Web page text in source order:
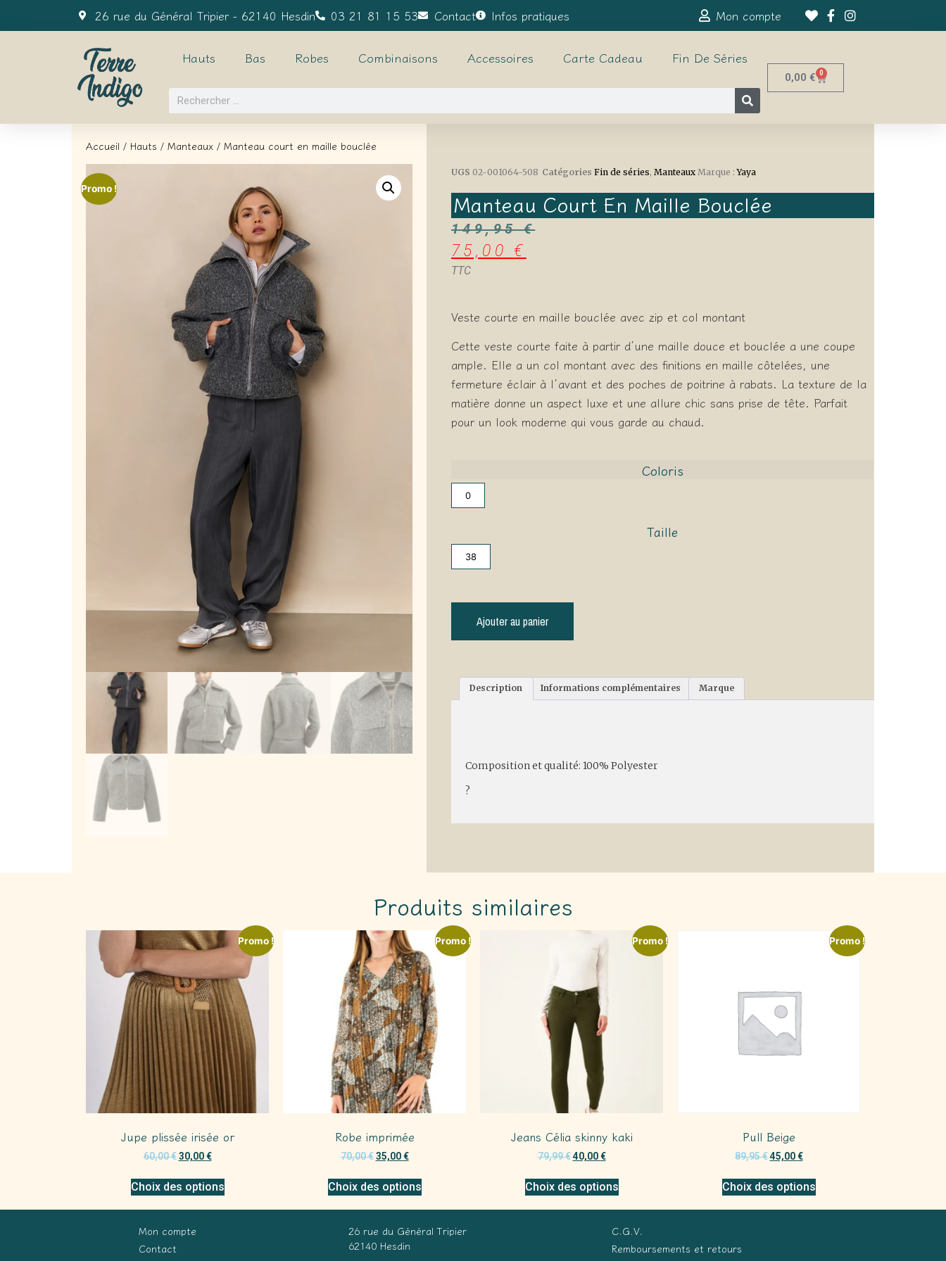
26 rue du Général Tripier - 62140 Hesdin 03 21 81 15 53 Contact Infos pratiques Mon compte
Hauts Bas Robes Combinaisons Accessoires Carte Cadeau Fin De Séries
0,00 € 0
Accueil / Hauts / Manteaux / Manteau court en maille bouclée
Promo !
UGS 02-001064-508 Catégories Fin de séries, Manteaux Marque :Yaya
Manteau Court En Maille Bouclée
149,95€
75,00€
TTC
Veste courte en maille bouclée avec zip et col montant
Cette veste courte faite à partir d’une maille douce et bouclée a une coupe
ample. Elle a un col montant avec des finitions en maille côtelées, une
fermeture éclair à l’avant et des poches de poitrine à rabats. La texture de la
matière donne un aspect luxe et une allure chic sans prise de tête. Parfait
pour un look moderne qui vous garde au chaud.
Coloris
0
Taille
38
Ajouter au panier
Description Informations complémentaires Marque
Composition et qualité: 100% Polyester
?
Produits similaires
Promo !
Jupe plissée irisée or
60,00€ 30,00€
Choix des options
Promo !
Robe imprimée
70,00€ 35,00€
Choix des options
Promo !
Jeans Célia skinny kaki
79,99€ 40,00€
Choix des options
Promo !
Pull Beige
89,95€ 45,00€
Choix des options
Mon compte
Contact
26 rue du Général Tripier
62140 Hesdin
C.G.V.
Remboursements et retours